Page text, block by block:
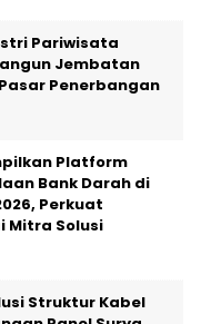
Pariwisata
Jembatan
Penerbangan
Platform
Bank Darah di
Perkuat
Mitra Solusi
Struktur Kabel